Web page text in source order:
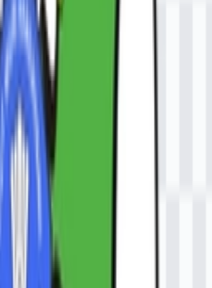
lambang dengan elemen
pendidikan, persatuan,
dipadukan dengan nama
untuk logo
(UNSAM) berguna karena dapat
besar, tata letak cetak, dan
tanpa kehilangan ketajaman.